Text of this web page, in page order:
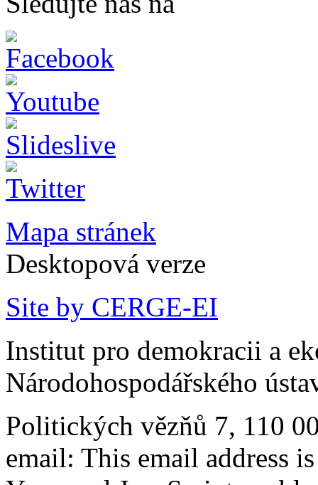
Mapa stránek
Desktopová verze
Site by CERGE-EI
Institut pro demokracii a
Národohospodářského
Politických vězňů 7, 110
email: This email address